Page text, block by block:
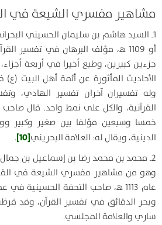
مشاهير مفسري الشيعة في
جزءين كبيرين، وطبع أخيرا في أربعة
الأحاديث المأثورة عن أئمة أهل البيت (ع)
وله تفسيران آخران تفسير الهادي،
القرآنية، والكل على نمط واحد. قال
خمسا وسبعين مؤلفا بين صغير وكبير
الدينية، ويقال له: العلامة البحريني[10]
.
2ـ محمد بن محمد رضا بن إسماعيل بن
وهو من مشاهير مفسري الشيعة في
عام 1113 ه‍، صاحب التحفة الحسينية
وبحر الدقائق في تفسير القرآن، وقد
ساري والعلامة المجلسي.